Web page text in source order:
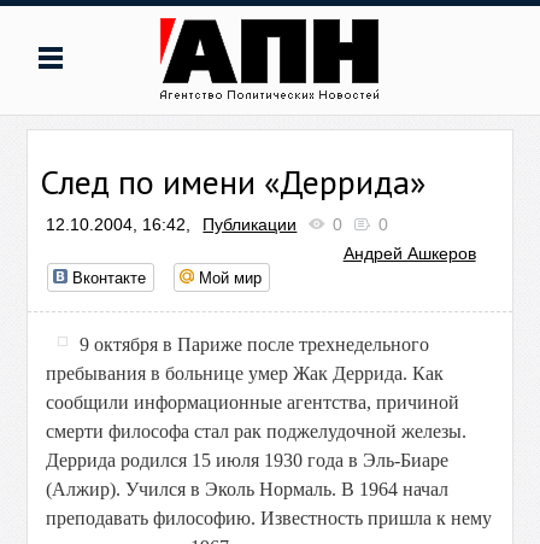
След по имени «Деррида»
12.10.2004, 16:42, Публикации 0
0
Андрей Ашкеров
Вконтакте Мой мир
9 октября в Париже после трехнедельного
пребывания в больнице умер Жак Деррида. Как
сообщили информационные агентства, причиной
смерти философа стал рак поджелудочной железы.
Деррида родился 15 июля 1930 года в Эль-Биаре
(Алжир). Учился в Эколь Нормаль. В 1964 начал
преподавать философию. Известность пришла к нему